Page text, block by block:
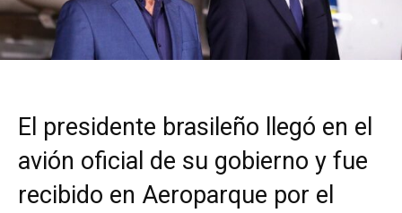
El presidente brasileño llegó en el
avión oficial de su gobierno y fue
recibido en Aeroparque por el